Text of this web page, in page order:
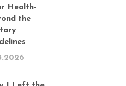
Health-
the